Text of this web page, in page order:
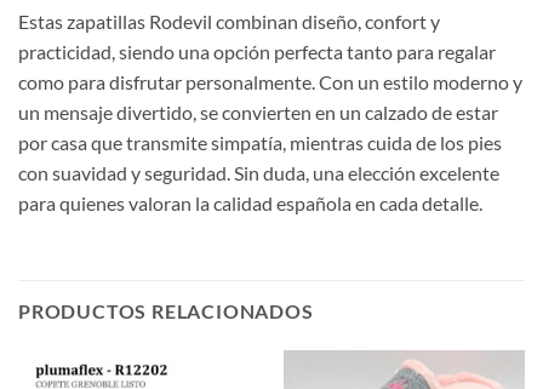
Estas zapatillas Rodevil combinan diseño, confort y
practicidad, siendo una opción perfecta tanto para regalar
como para disfrutar personalmente. Con un estilo moderno y
un mensaje divertido, se convierten en un calzado de estar
por casa que transmite simpatía, mientras cuida de los pies
con suavidad y seguridad. Sin duda, una elección excelente
para quienes valoran la calidad española en cada detalle.
PRODUCTOS RELACIONADOS